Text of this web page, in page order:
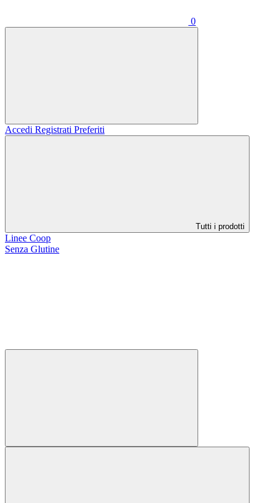
0
Accedi Registrati Preferiti
Tutti i prodotti
Linee Coop
Senza Glutine